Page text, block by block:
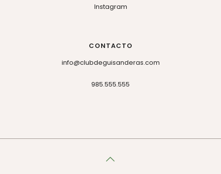
Instagram
CONTACTO
info@clubdeguisanderas.com
985.555.555